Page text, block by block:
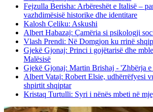
Fejzulla Berisha: Arbëreshët e Italisë –
vazhdimësisë historike dhe identitare
Kalosh Çeliku: Askushi
Albert Habazaj: Çamëria si psikologji
Vlash Prendi: Në Domgjon ku rrinë
Gjekë Gjonaj: Princi i gojëtarisë dhe
Malësisë
Gjekë Gjonaj: Martin Brishaj - 'Zhbërja
Albert Vataj: Robert Elsie, udhërrëfyesi
shpirtit shqiptar
Kristaq Turtulli: Syri i nënës mbeti në